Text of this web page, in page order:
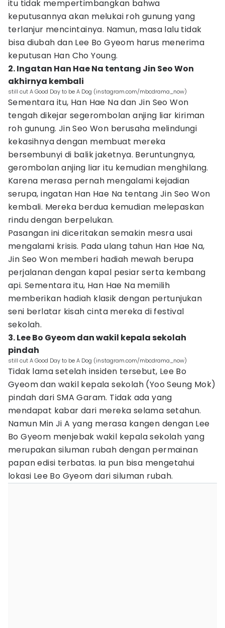
itu tidak mempertimbangkan bahwa
keputusannya akan melukai roh gunung yang
terlanjur mencintainya. Namun, masa lalu tidak
bisa diubah dan Lee Bo Gyeom harus menerima
keputusan Han Cho Young.
2. Ingatan Han Hae Na tentang Jin Seo Won
akhirnya kembali
still cut A Good Day to be A Dog (instagram.com/mbcdrama_now)
Sementara itu, Han Hae Na dan Jin Seo Won
tengah dikejar segerombolan anjing liar kiriman
roh gunung. Jin Seo Won berusaha melindungi
kekasihnya dengan membuat mereka
bersembunyi di balik jaketnya. Beruntungnya,
gerombolan anjing liar itu kemudian menghilang.
Karena merasa pernah mengalami kejadian
serupa, ingatan Han Hae Na tentang Jin Seo Won
kembali. Mereka berdua kemudian melepaskan
rindu dengan berpelukan.
Pasangan ini diceritakan semakin mesra usai
mengalami krisis. Pada ulang tahun Han Hae Na,
Jin Seo Won memberi hadiah mewah berupa
perjalanan dengan kapal pesiar serta kembang
api. Sementara itu, Han Hae Na memilih
memberikan hadiah klasik dengan pertunjukan
seni berlatar kisah cinta mereka di festival
sekolah.
3. Lee Bo Gyeom dan wakil kepala sekolah
pindah
still cut A Good Day to be A Dog (instagram.com/mbcdrama_now)
Tidak lama setelah insiden tersebut, Lee Bo
Gyeom dan wakil kepala sekolah (Yoo Seung Mok)
pindah dari SMA Garam. Tidak ada yang
mendapat kabar dari mereka selama setahun.
Namun Min Ji A yang merasa kangen dengan Lee
Bo Gyeom menjebak wakil kepala sekolah yang
merupakan siluman rubah dengan permainan
papan edisi terbatas. Ia pun bisa mengetahui
lokasi Lee Bo Gyeom dari siluman rubah.